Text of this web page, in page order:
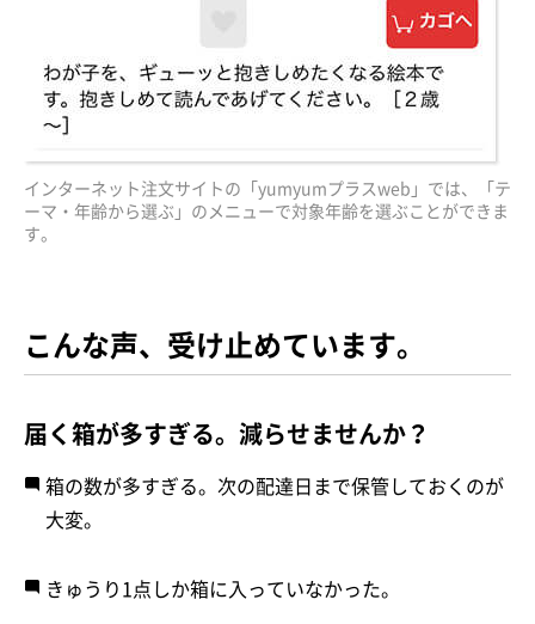
インターネット注文サイトの「yumyumプラスweb」では、「テ
ーマ・年齢から選ぶ」のメニューで対象年齢を選ぶことができま
す。
こんな声、受け止めています。
届く箱が多すぎる。減らせませんか？
箱の数が多すぎる。次の配達日まで保管しておくのが
大変。
きゅうり1点しか箱に入っていなかった。